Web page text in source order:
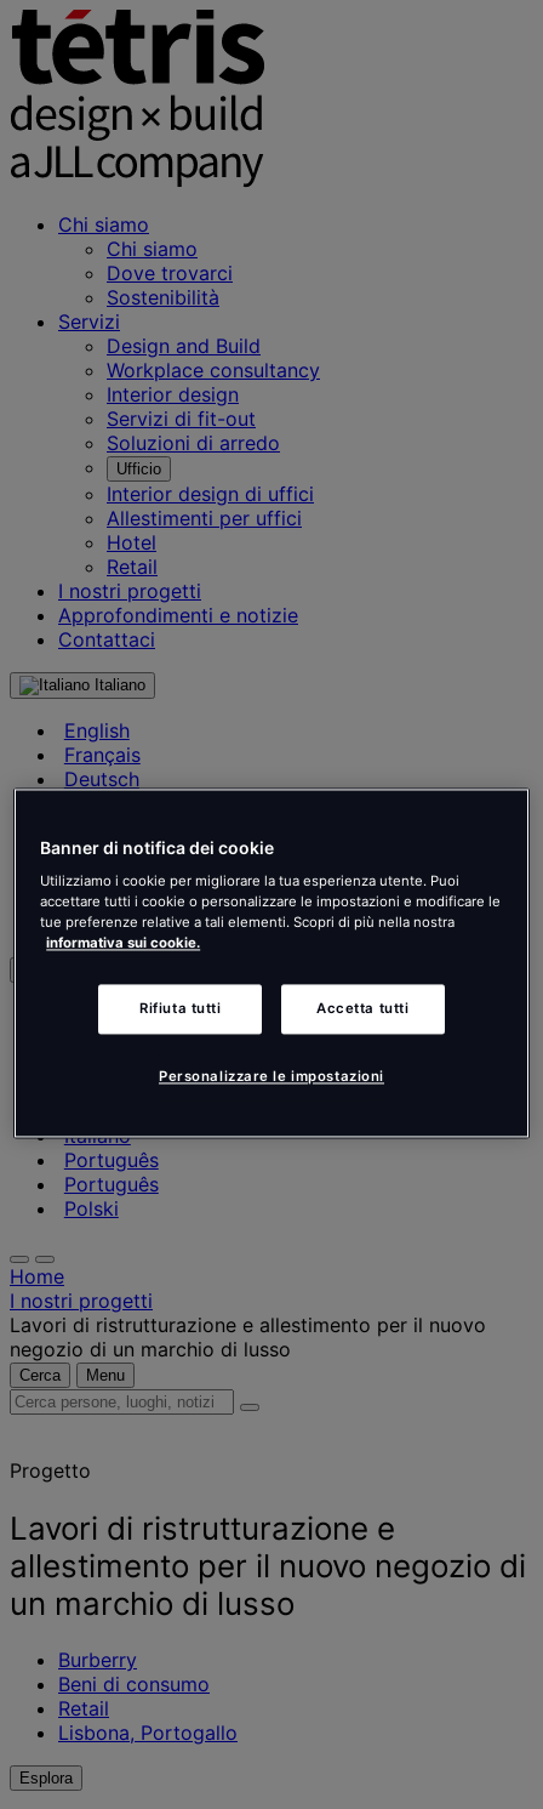
Chi siamo
Chi siamo
Dove trovarci
Sostenibilità
Servizi
Design and Build
Workplace consultancy
Interior design
Servizi di fit-out
Soluzioni di arredo
Ufficio
Interior design di uffici
Allestimenti per uffici
Hotel
Retail
I nostri progetti
Approfondimenti e notizie
Contattaci
Italiano
English
Français
Deutsch
Italiano
Português
Português
Polski
Français
Nederlands
Italiano
Português
Português
Polski
Home
I nostri progetti
Lavori di ristrutturazione e allestimento per il nuovo
negozio di un marchio di lusso
Cerca Menu
Cerca
notizie
approfondimenti
Progetto
Lavori di ristrutturazione e
allestimento per il nuovo negozio di
un marchio di lusso
Burberry
Beni di consumo
Retail
Lisbona, Portogallo
Esplora
Banner di notifica dei cookie
Utilizziamo i cookie per migliorare la tua esperienza utente. Puoi
accettare tutti i cookie o personalizzare le impostazioni e modificare le
tue preferenze relative a tali elementi. Scopri di più nella nostra
informativa sui cookie.
Rifiuta tutti Accetta tutti
Personalizzare le impostazioni